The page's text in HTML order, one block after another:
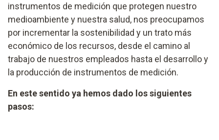
instrumentos de medición que protegen nuestro
medioambiente y nuestra salud, nos preocupamos
por incrementar la sostenibilidad y un trato más
económico de los recursos, desde el camino al
trabajo de nuestros empleados hasta el desarrollo y
la producción de instrumentos de medición.
En este sentido ya hemos dado los siguientes
pasos: